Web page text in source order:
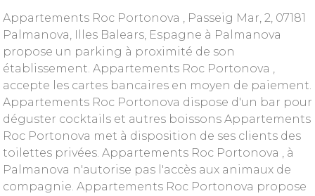
Appartements Roc Portonova , Passeig Mar, 2, 07181
Palmanova, Illes Balears, Espagne à Palmanova
propose un parking à proximité de son
établissement. Appartements Roc Portonova ,
accepte les cartes bancaires en moyen de paiement.
Appartements Roc Portonova dispose d'un bar pour
déguster cocktails et autres boissons Appartements
Roc Portonova met à disposition de ses clients des
toilettes privées. Appartements Roc Portonova , à
Palmanova n'autorise pas l'accès aux animaux de
compagnie. Appartements Roc Portonova propose